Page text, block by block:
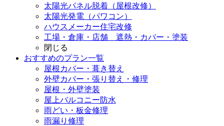
太陽光パネル脱着（屋根改修）
太陽光発電（パワコン）
ハウスメーカー住宅改修
工場・倉庫・店舗 遮熱・カバー・塗装
閉じる
おすすめのプラン一覧
屋根カバー・葺き替え
外壁カバー・張り替え・修理
屋根・外壁塗装
屋上バルコニー防水
雨どい・板金修理
雨漏り修理